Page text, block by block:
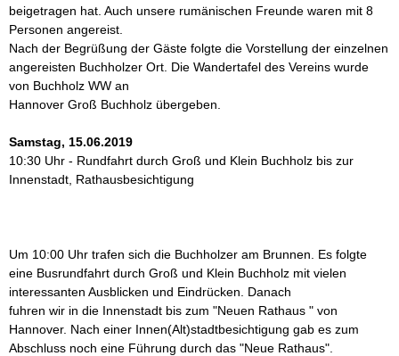
beigetragen hat. Auch unsere rumänischen Freunde waren mit 8
Personen angereist.
Nach der Begrüßung der Gäste folgte die Vorstellung der einzelnen
angereisten Buchholzer Ort. Die Wandertafel des Vereins wurde
von Buchholz WW an
Hannover Groß Buchholz übergeben.
Samstag, 15.06.2019
10:30 Uhr - Rundfahrt durch Groß und Klein Buchholz bis zur
Innenstadt, Rathausbesichtigung
Um 10:00 Uhr trafen sich die Buchholzer am Brunnen. Es folgte
eine Busrundfahrt durch Groß und Klein Buchholz mit vielen
interessanten Ausblicken und Eindrücken. Danach
fuhren wir in die Innenstadt bis zum "Neuen Rathaus " von
Hannover. Nach einer Innen(Alt)stadtbesichtigung gab es zum
Abschluss noch eine Führung durch das "Neue Rathaus".